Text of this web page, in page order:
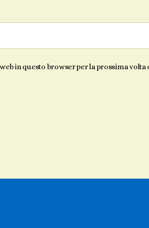
in questo browser per la prossima volta